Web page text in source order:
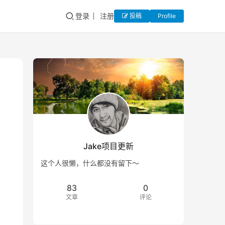
登录 注册 投稿 Profile
Jake项目更新
这个人很懒，什么都没有留下～
83
文章
0
评论